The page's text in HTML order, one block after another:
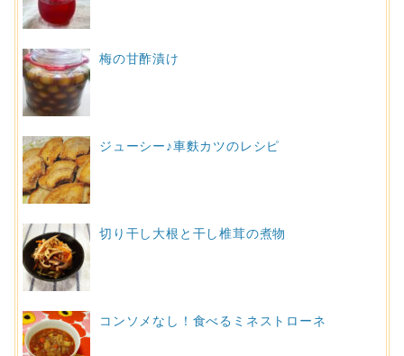
梅の甘酢漬け
ジューシー♪車麩カツのレシピ
切り干し大根と干し椎茸の煮物
コンソメなし！食べるミネストローネ